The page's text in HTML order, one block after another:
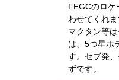
FEGCのロケ
わせてくれま
マクタン等
は、5つ星ホ
す。セブ発
ずです。